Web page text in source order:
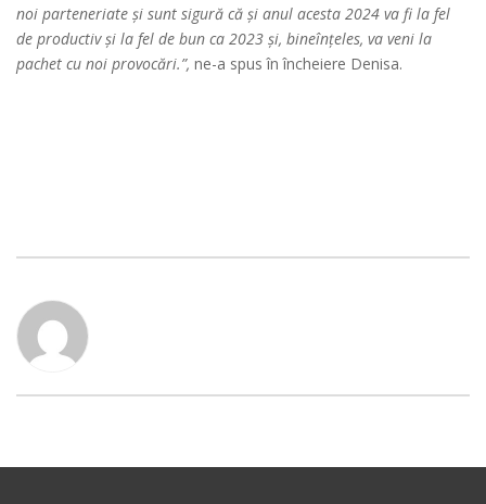
noi parteneriate și sunt sigură că și anul acesta 2024 va fi la fel
de productiv și la fel de bun ca 2023 și, bineînțeles, va veni la
pachet cu noi provocări.”, ne-a spus în încheiere Denisa.